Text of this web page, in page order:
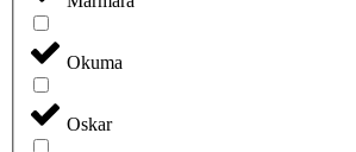
Okuma
Oskar